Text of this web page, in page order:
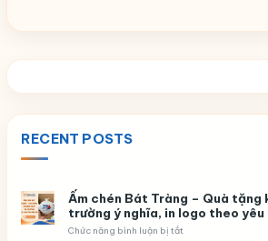
RECENT POSTS
Ấm chén Bát Tràng – Quà tặng
trường ý nghĩa, in logo theo yêu
Chức năng bình luận bị tắt